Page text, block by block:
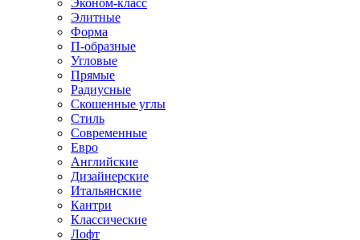
Эконом-класс
Элитные
Форма
П-образные
Угловые
Прямые
Радиусные
Скошенные углы
Стиль
Современные
Евро
Английские
Дизайнерские
Итальянские
Кантри
Классические
Лофт